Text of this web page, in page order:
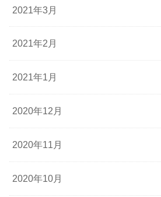
2021年3月
2021年2月
2021年1月
2020年12月
2020年11月
2020年10月